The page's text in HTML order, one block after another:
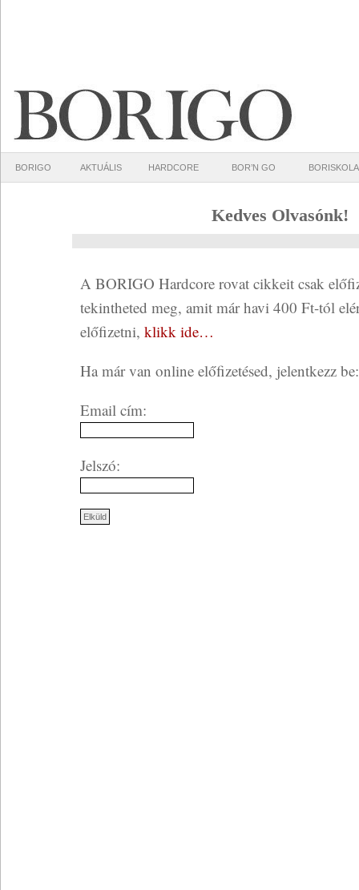
BORIGO AKTUÁLIS HARDCORE BOR’N GO BORISKOLA
Kedves Olvasónk!
A BORIGO Hardcore rovat cikkeit csak
tekintheted meg, amit már havi 400 Ft-tól
előfizetni, klikk ide…
Ha már van online előfizetésed, jelentkezz be:
Email cím:
Jelszó: